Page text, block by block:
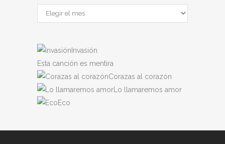
Invasión
Esta canción es mentira
Corazas al corazón
Lo llamaremos amor
Eco